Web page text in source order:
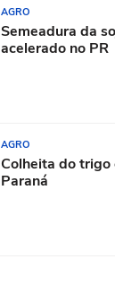
AGRO
Semeadura da
acelerado no PR
AGRO
Colheita do
Paraná